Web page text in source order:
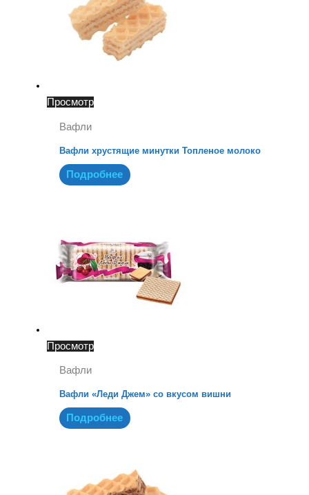
Просмотр
Вафли
Вафли хрустящие минутки Топленое молоко
Подробнее
Просмотр
Вафли
Вафли «Леди Джем» со вкусом вишни
Подробнее